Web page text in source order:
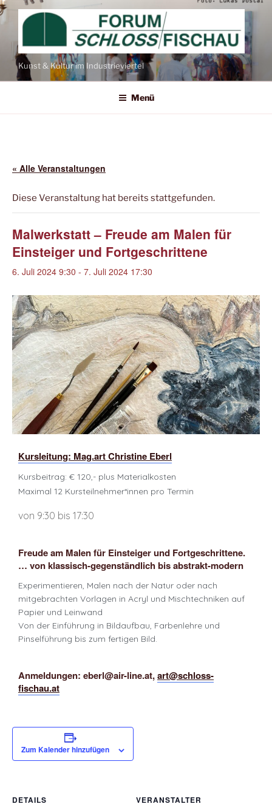
Kunst & Kultur im Industrieviertel
Menü
« Alle Veranstaltungen
Diese Veranstaltung hat bereits stattgefunden.
Malwerkstatt – Freude am Malen für
Einsteiger und Fortgeschrittene
6. Juli 2024 9:30 - 7. Juli 2024 17:30
Kursleitung: Mag.art Christine Eberl
Kursbeitrag: € 120,- plus Materialkosten
Maximal 12 Kursteilnehmer*innen pro Termin
von 9:30 bis 17:30
Freude am Malen für Einsteiger und Fortgeschrittene.
… von klassisch-gegenständlich bis abstrakt-modern
Experimentieren, Malen nach der Natur oder nach
mitgebrachten Vorlagen in Acryl und Mischtechniken auf
Papier und Leinwand
Von der Einführung in Bildaufbau, Farbenlehre und
Pinselführung bis zum fertigen Bild.
Anmeldungen: eberl@air-line.at,art@schloss-
fischau.at
Zum Kalender hinzufügen
DETAILS
VERANSTALTER